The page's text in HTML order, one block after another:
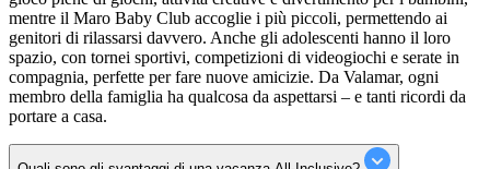
mentre il Maro Baby Club accoglie i più piccoli, permettendo ai
genitori di rilassarsi davvero. Anche gli adolescenti hanno il loro
spazio, con tornei sportivi, competizioni di videogiochi e serate in
compagnia, perfette per fare nuove amicizie. Da Valamar, ogni
membro della famiglia ha qualcosa da aspettarsi – e tanti ricordi da
portare a casa.